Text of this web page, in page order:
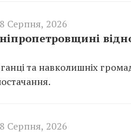
Серпня, 2026
та навколишніх
Серпня, 2026